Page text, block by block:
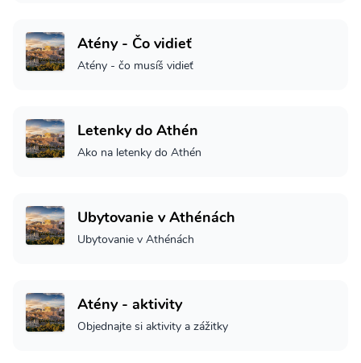
Atény - Čo vidieť
Atény - čo musíš vidieť
Letenky do Athén
Ako na letenky do Athén
Ubytovanie v Athénách
Ubytovanie v Athénách
Atény - aktivity
Objednajte si aktivity a zážitky